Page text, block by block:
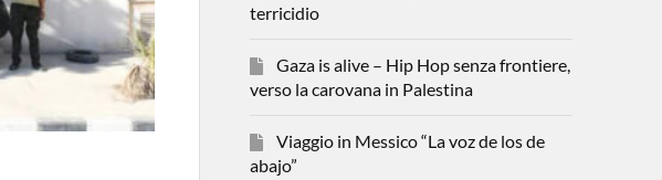
terricidio
Gaza is alive – Hip Hop senza frontiere,
verso la carovana in Palestina
Viaggio in Messico “La voz de los de
abajo”